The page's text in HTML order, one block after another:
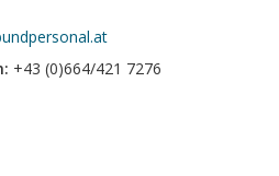
+43 (0)664/421 7276